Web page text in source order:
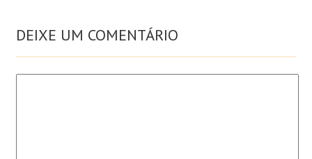
DEIXE UM COMENTÁRIO